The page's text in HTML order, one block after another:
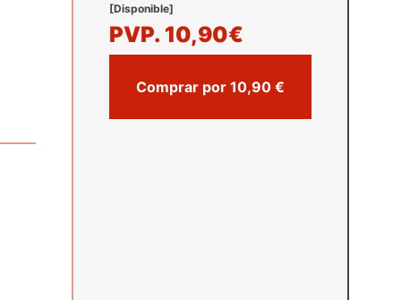
[Disponible]
PVP. 10,90€
Comprar por 10,90 €